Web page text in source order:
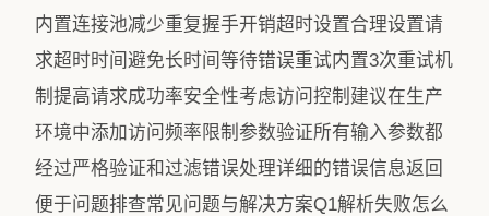
内置连接池减少重复握手开销超时设置合理设置请
求超时时间避免长时间等待错误重试内置3次重试机
制提高请求成功率安全性考虑访问控制建议在生产
环境中添加访问频率限制参数验证所有输入参数都
经过严格验证和过滤错误处理详细的错误信息返回
便于问题排查常见问题与解决方案Q1解析失败怎么